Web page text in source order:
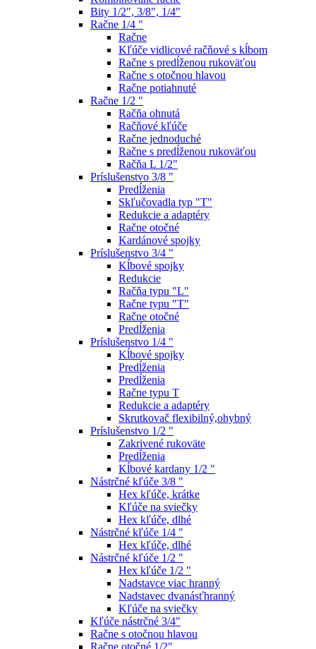
Bity 1/2", 3/8", 1/4"
Račne 1/4 "
Račne
Kľúče vidlicové račňové s kĺbom
Račne s predĺženou rukoväťou
Račne s otočnou hlavou
Račne potiahnuté
Račne 1/2 "
Račňa ohnutá
Račňové kľúče
Račne jednoduché
Račne s predĺženou rukoväťou
Račňa L 1/2"
Príslušenstvo 3/8 "
Predĺženia
Skľučovadla typ "T"
Redukcie a adaptéry
Račne otočné
Kardánové spojky
Príslušenstvo 3/4 "
Kĺbové spojky
Redukcie
Račňa typu "L"
Račne typu "T"
Račne otočné
Predĺženia
Príslušenstvo 1/4 "
Kĺbové spojky
Predĺženia
Predĺženia
Račne typu T
Redukcie a adaptéry
Skrutkovač flexibilný,ohybný
Príslušenstvo 1/2 "
Zakrivené rukoväte
Predĺženia
Kĺbové kardany 1/2 "
Nástrčné kľúče 3/8 "
Hex kľúče, krátke
Kľúče na sviečky
Hex kľúče, dlhé
Nástrčné kľúče 1/4 "
Hex kľúče, dlhé
Nástrčné kľúče 1/2 "
Hex kľúče 1/2 "
Nadstavce viac hranný
Nadstavec dvanásťhranný
Kľúče na sviečky
Kľúče nástrčné 3/4"
Račne s otočnou hlavou
Račne otočné 1/2"